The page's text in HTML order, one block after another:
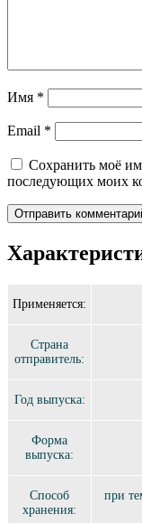
Имя *
Email *
Сохранить моё
последующих моих
Применяется:
Страна
отправитель:
Год выпуска:
Форма
выпуска:
Способ
хранения:
при